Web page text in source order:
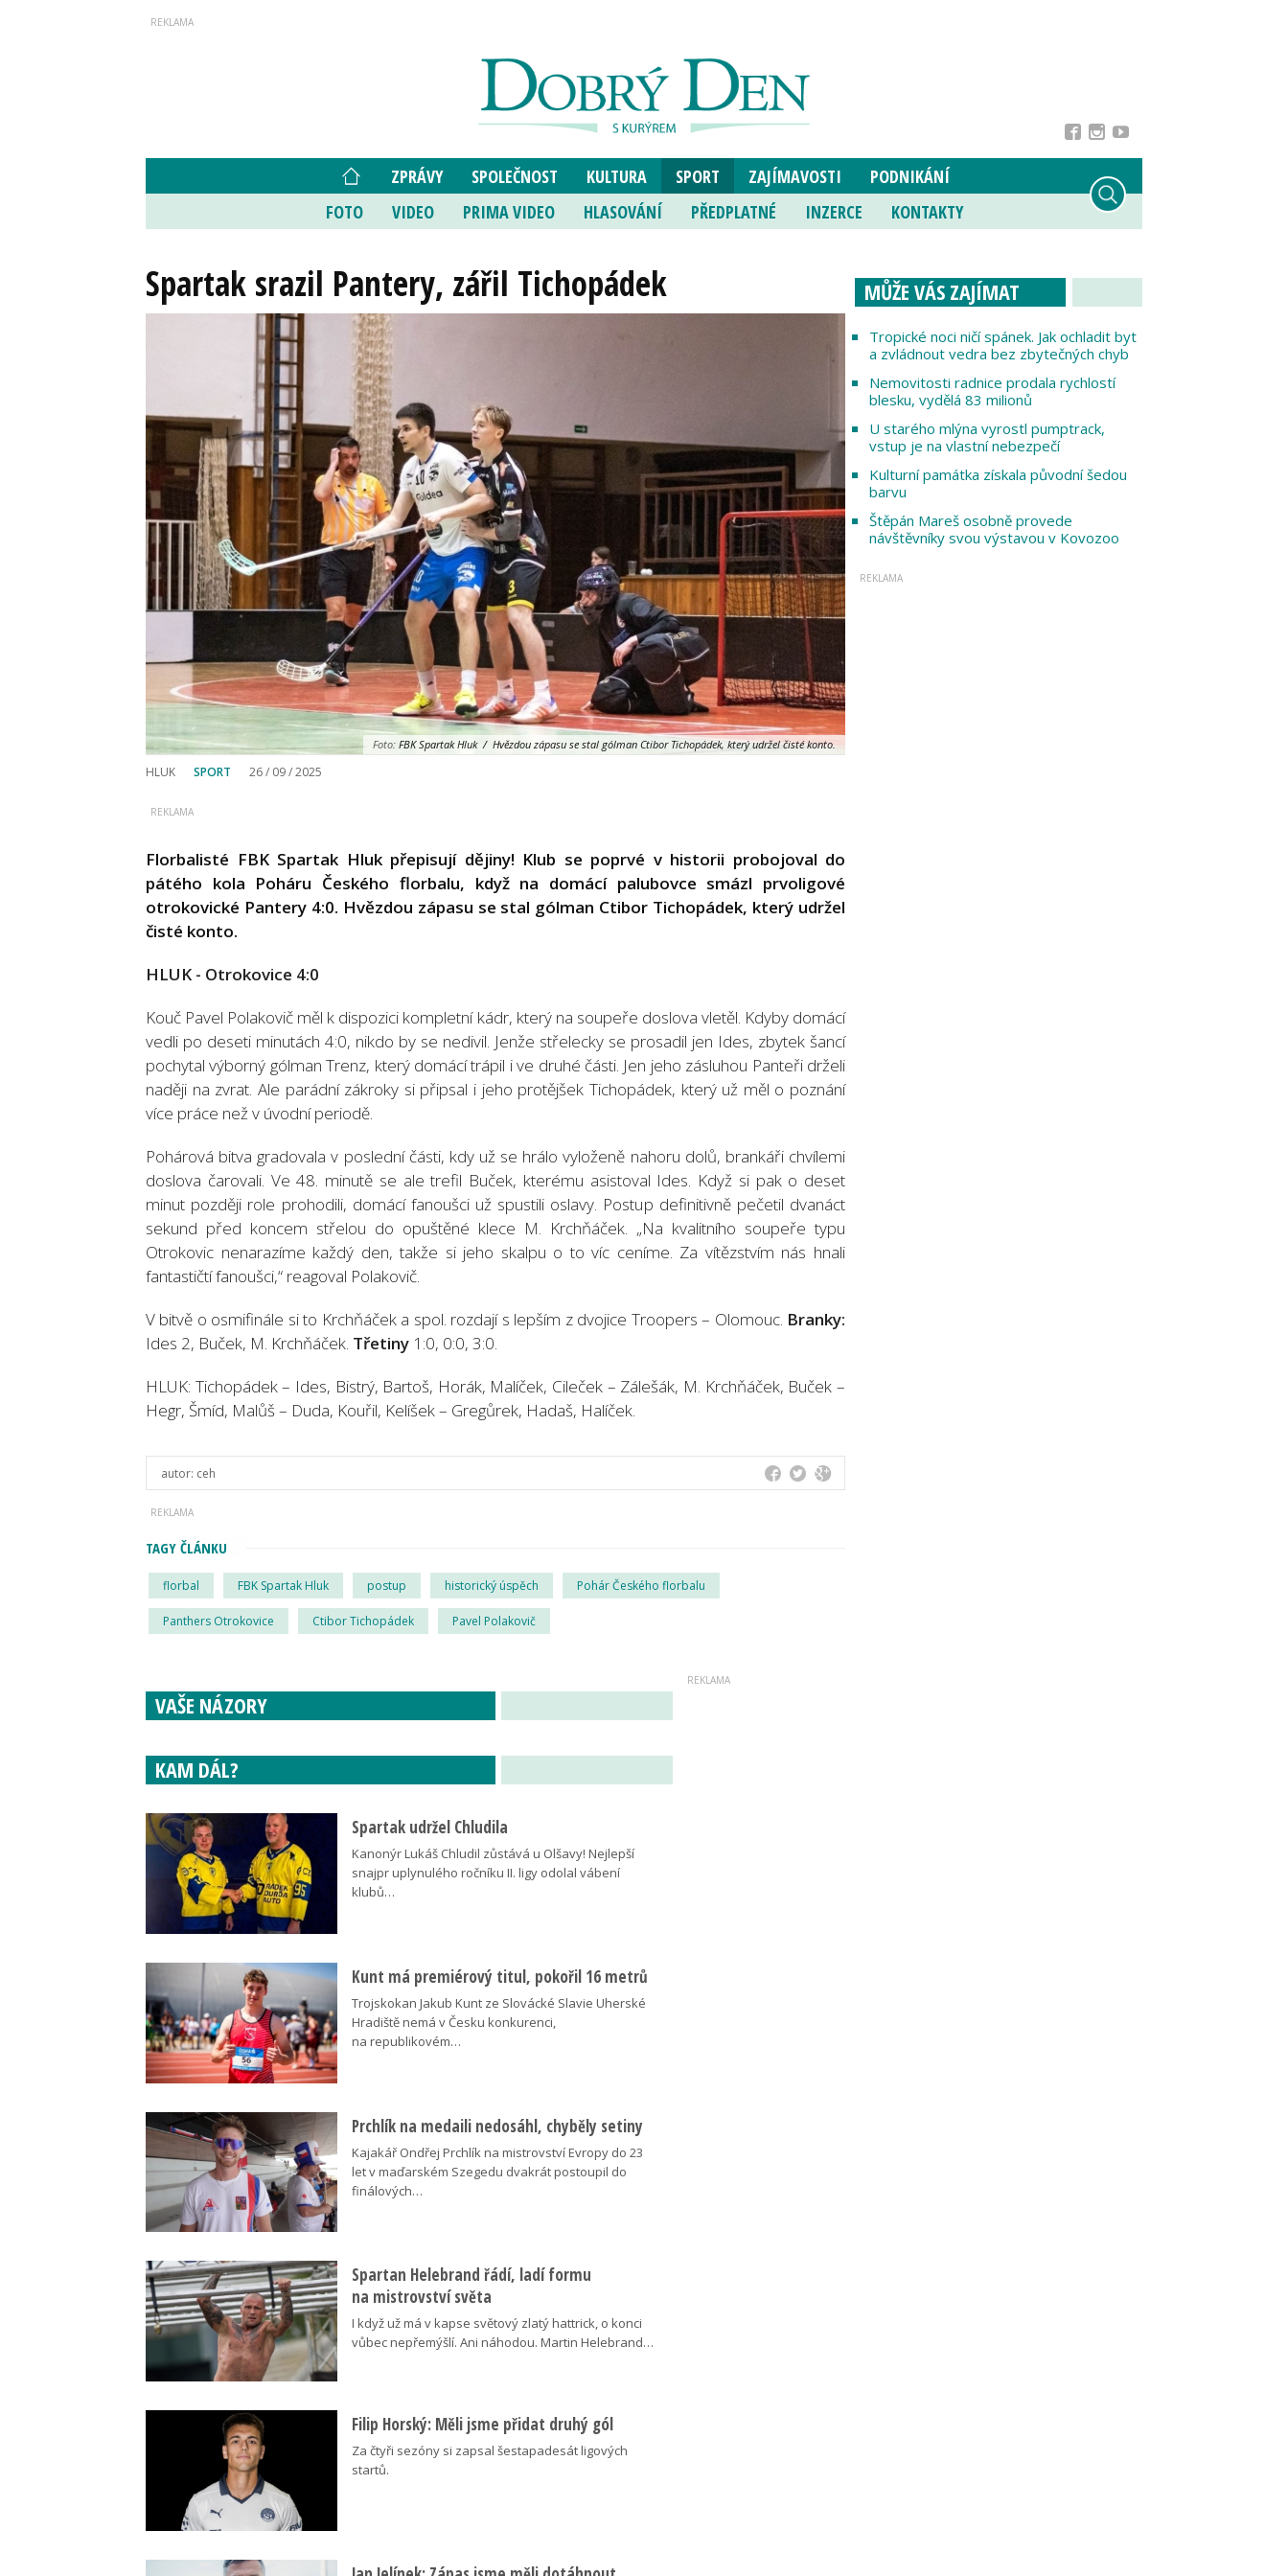
ZPRÁVY SPOLEČNOST KULTURA SPORT ZAJÍMAVOSTI
PODNIKÁNÍ
FOTO
VIDEO PRIMA VIDEO HLASOVÁNÍ PŘEDPLATNÉ INZERCE KONTAKTY
Spartak srazil Pantery, zářil Tichopádek
Foto: FBK Spartak Hluk / Hvězdou zápasu se stal gólman Ctibor Tichopádek, který udržel čisté konto.
HLUK SPORT 26 / 09 / 2025
Florbalisté FBK Spartak Hluk přepisují dějiny! Klub se poprvé v historii probojoval do
pátého kola Poháru Českého florbalu, když na domácí palubovce smázl prvoligové
otrokovické Pantery 4:0. Hvězdou zápasu se stal gólman Ctibor Tichopádek, který udržel
čisté konto.
HLUK - Otrokovice 4:0
Kouč Pavel Polakovič měl k dispozici kompletní kádr, který na soupeře doslova vletěl. Kdyby domácí
vedli po deseti minutách 4:0, nikdo by se nedivil. Jenže střelecky se prosadil jen Ides, zbytek šancí
pochytal výborný gólman Trenz, který domácí trápil i ve druhé části. Jen jeho zásluhou Panteři drželi
naději na zvrat. Ale parádní zákroky si připsal i jeho protějšek Tichopádek, který už měl o poznání
více práce než v úvodní periodě.
Pohárová bitva gradovala v poslední části, kdy už se hrálo vyloženě nahoru dolů, brankáři chvílemi
doslova čarovali. Ve 48. minutě se ale trefil Buček, kterému asistoval Ides. Když si pak o deset
minut později role prohodili, domácí fanoušci už spustili oslavy. Postup definitivně pečetil dvanáct
sekund před koncem střelou do opuštěné klece M. Krchňáček. „Na kvalitního soupeře typu
Otrokovic nenarazíme každý den, takže si jeho skalpu o to víc ceníme. Za vítězstvím nás hnali
fantastičtí fanoušci,“ reagoval Polakovič.
V bitvě o osmifinále si to Krchňáček a spol. rozdají s lepším z dvojice Troopers – Olomouc. Branky:
Ides 2, Buček, M. Krchňáček. Třetiny 1:0, 0:0, 3:0.
HLUK: Tichopádek – Ides, Bistrý, Bartoš, Horák, Malíček, Cileček – Zálešák, M. Krchňáček, Buček –
Hegr, Šmíd, Malůš – Duda, Kouřil, Kelíšek – Gregůrek, Hadaš, Halíček.
autor: ceh
TAGY ČLÁNKU
florbal FBK Spartak Hluk postup historický úspěch Pohár Českého florbalu
Panthers Otrokovice Ctibor Tichopádek Pavel Polakovič
MŮŽE VÁS ZAJÍMAT
Tropické noci ničí spánek. Jak ochladit byt
a zvládnout vedra bez zbytečných chyb
Nemovitosti radnice prodala rychlostí
blesku, vydělá 83 milionů
U starého mlýna vyrostl pumptrack,
vstup je na vlastní nebezpečí
Kulturní památka získala původní šedou
barvu
Štěpán Mareš osobně provede
návštěvníky svou výstavou v Kovozoo
VAŠE NÁZORY
KAM DÁL?
Spartak udržel Chludila
Kanonýr Lukáš Chludil zůstává u Olšavy! Nejlepší
snajpr uplynulého ročníku II. ligy odolal vábení
klubů…
Kunt má premiérový titul, pokořil 16 metrů
Trojskokan Jakub Kunt ze Slovácké Slavie Uherské
Hradiště nemá v Česku konkurenci,
na republikovém…
Prchlík na medaili nedosáhl, chyběly setiny
Kajakář Ondřej Prchlík na mistrovství Evropy do 23
let v maďarském Szegedu dvakrát postoupil do
finálových…
Spartan Helebrand řádí, ladí formu
na mistrovství světa
I když už má v kapse světový zlatý hattrick, o konci
vůbec nepřemýšlí. Ani náhodou. Martin Helebrand…
Filip Horský: Měli jsme přidat druhý gól
Za čtyři sezóny si zapsal šestapadesát ligových
startů.